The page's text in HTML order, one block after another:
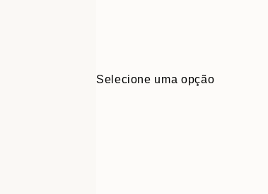
Selecione uma opção